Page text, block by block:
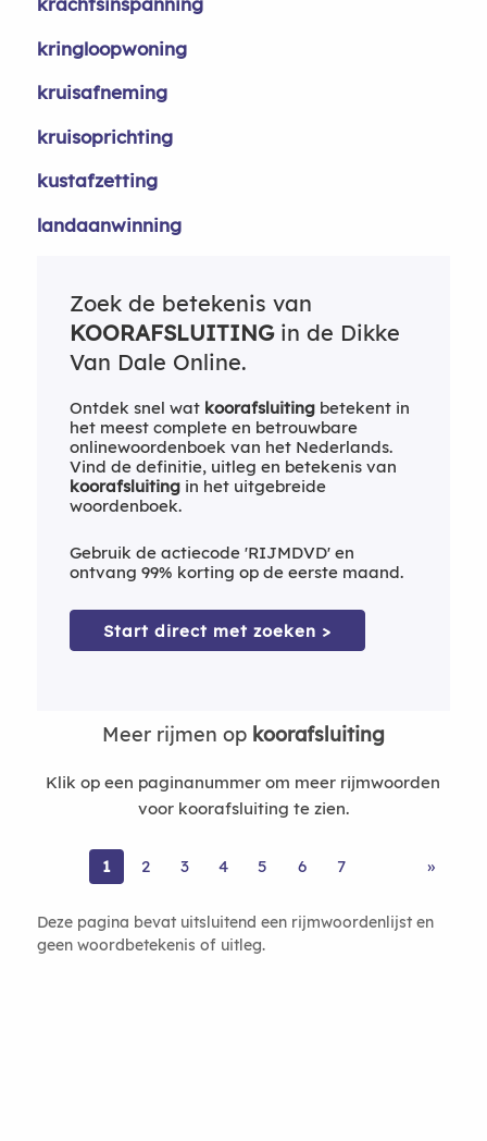
kringloopwoning
kruisafneming
kruisoprichting
kustafzetting
landaanwinning
Zoek de betekenis van
KOORAFSLUITINGin de Dikke
Van Dale Online.
Ontdek snel wat koorafsluitingbetekent in
het meest complete en betrouwbare
onlinewoordenboek van het Nederlands.
Vind de definitie, uitleg en betekenis van
koorafsluitingin het uitgebreide
woordenboek.
Gebruik de actiecode 'RIJMDVD' en
ontvang 99% korting op de eerste maand.
Start direct met zoeken >
Meer rijmen op koorafsluiting
Klik op een paginanummer om meer rijmwoorden
voor koorafsluiting te zien.
1 2 3 4 5 6 7 »
Deze pagina bevat uitsluitend een rijmwoordenlijst en
geen woordbetekenis of uitleg.